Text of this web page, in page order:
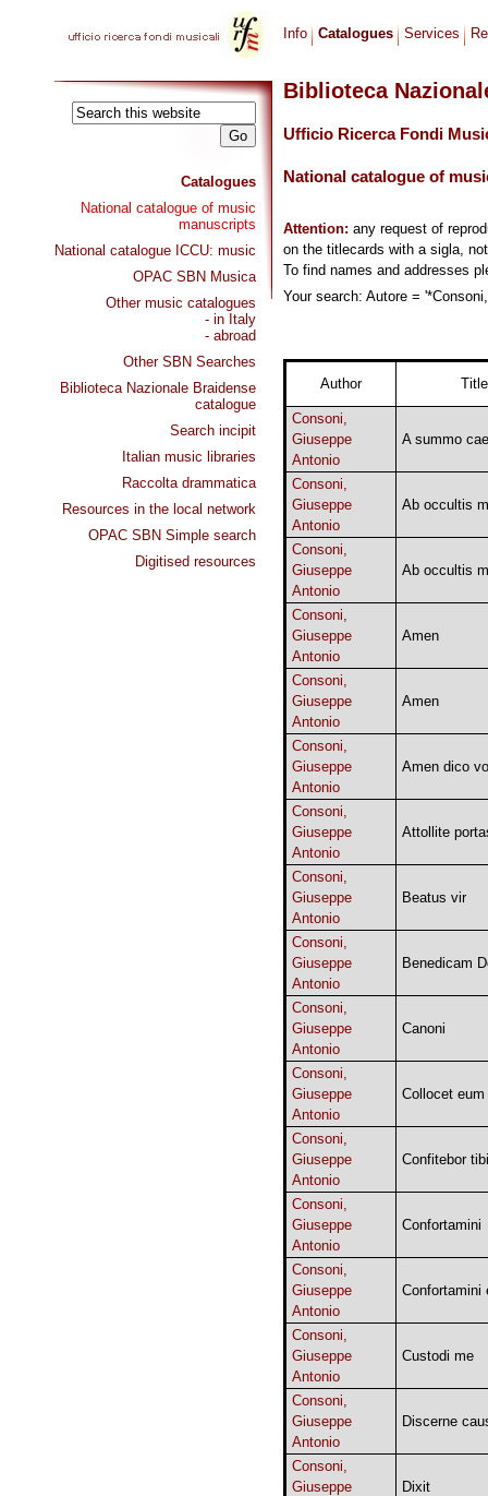
Catalogues
National catalogue of music
manuscripts
National catalogue ICCU: music
OPAC SBN Musica
Other music catalogues
- in Italy
- abroad
Other SBN Searches
Biblioteca Nazionale Braidense
catalogue
Search incipit
Italian music libraries
Raccolta drammatica
Resources in the local network
OPAC SBN Simple search
Digitised resources
Info Catalogues Services
Biblioteca
Ufficio Ricerca Fondi
National catalogue of
Attention: any request of
on the titlecards with a sigla,
To find names and addresses
Your search: Autore =
Author Title
Consoni,
Giuseppe
Antonio
A summo
Consoni,
Giuseppe
Antonio
Ab occultis
Consoni,
Giuseppe
Antonio
Ab occultis
Consoni,
Giuseppe
Antonio
Amen
Consoni,
Giuseppe
Antonio
Amen
Consoni,
Giuseppe
Antonio
Amen dico
Consoni,
Giuseppe
Antonio
Attollite
Consoni,
Giuseppe
Antonio
Beatus vir
Consoni,
Giuseppe
Antonio
Benedicam
Consoni,
Giuseppe
Antonio
Canoni
Consoni,
Giuseppe
Antonio
Collocet
Consoni,
Giuseppe
Antonio
Confitebor
Consoni,
Giuseppe
Antonio
Confortamini
Consoni,
Giuseppe
Antonio
Confortamini
Consoni,
Giuseppe
Antonio
Custodi me
Consoni,
Giuseppe
Antonio
Discerne
Consoni,
Giuseppe
Dixit